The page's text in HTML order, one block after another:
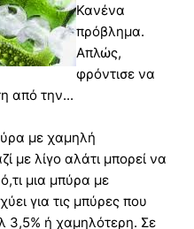
Κανένα
πρόβλημα.
Απλώς,
φρόντισε να
από την...
με χαμηλή
με λίγο αλάτι μπορεί να
μια μπύρα με
για τις μπύρες που
3,5% ή χαμηλότερη. Σε